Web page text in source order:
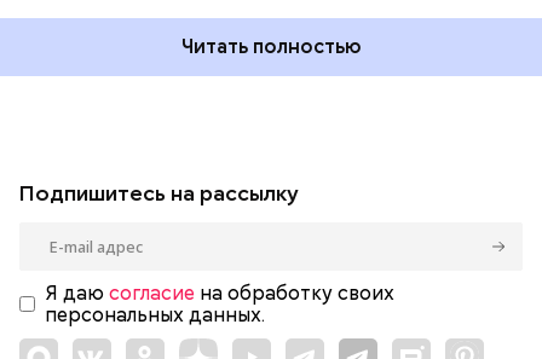
Читать полностью
Подпишитесь на рассылку
Я даю согласие на обработку своих
персональных данных.